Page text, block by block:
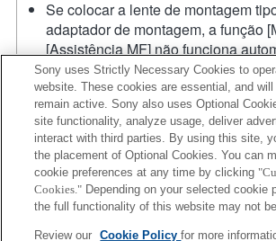
Se colocar a lente de montagem
adaptador de montagem, a função
[Assistência MF] não funciona
quando roda o anel de focagem.
imagem, seleccionando a função
[Lupa de focagem] ou a função [MF
[Assistência MF] para qualquer tecla
Key Settings" [Definições de teclas
A função de obturador de toque não
Apesar de conseguir efetuar a
por vezes é difícil focar num objeto
função quando está a fotografar
Sony uses Strictly Necessary Cookies to
website. These cookies are essential, and will
remain active. Sony also uses Optional
site functionality, analyze usage, deliver
interact with third parties. By using this site,
the placement of Optional Cookies. You can
cookie preferences at any time by clicking
Cookies." Depending on your selected cookie
the full functionality of this website may not
Review our Cookie Policyfor more